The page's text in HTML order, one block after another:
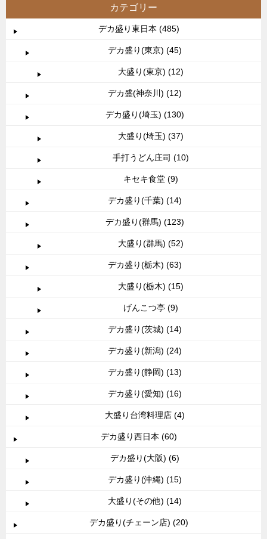
カテゴリー
デカ盛り東日本 (485)
デカ盛り(東京) (45)
大盛り(東京) (12)
デカ盛(神奈川) (12)
デカ盛り(埼玉) (130)
大盛り(埼玉) (37)
手打うどん庄司 (10)
キセキ食堂 (9)
デカ盛り(千葉) (14)
デカ盛り(群馬) (123)
大盛り(群馬) (52)
デカ盛り(栃木) (63)
大盛り(栃木) (15)
げんこつ亭 (9)
デカ盛り(茨城) (14)
デカ盛り(新潟) (24)
デカ盛り(静岡) (13)
デカ盛り(愛知) (16)
大盛り台湾料理店 (4)
デカ盛り西日本 (60)
デカ盛り(大阪) (6)
デカ盛り(沖縄) (15)
大盛り(その他) (14)
デカ盛り(チェーン店) (20)